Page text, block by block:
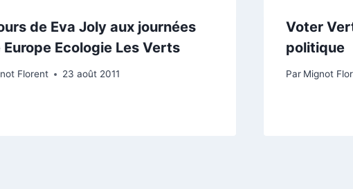
de Eva Joly aux journées
Europe Ecologie Les Verts
Florent 23 août 2011
Voter
politique
Par Mignot